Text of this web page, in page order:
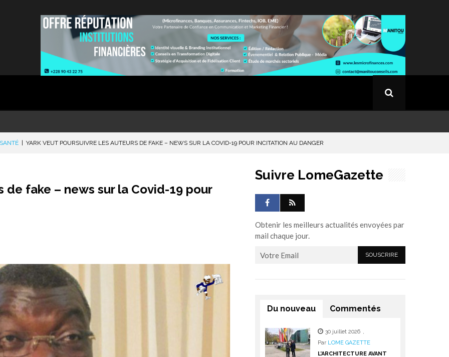
SANTÉ YARK VEUT POURSUIVRE LES AUTEURS DE FAKE – NEWS SUR LA COVID-19 POUR INCITATION AU DANGER
fake – news sur la Covid-19 pour
Suivre LomeGazette
Obtenir les meilleurs actualités envoyées par
mail chaque jour.
Du nouveau Commentés
30 juillet 2026 ,
Par LOME GAZETTE
L’ARCHITECTURE AVANT